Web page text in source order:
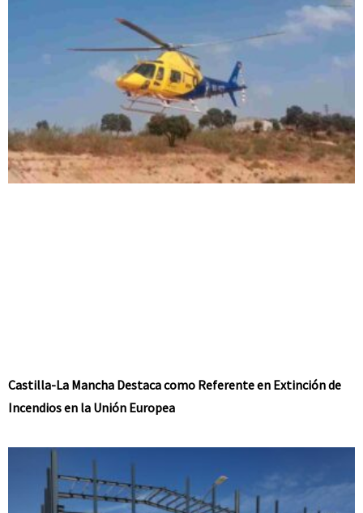
Castilla-La Mancha Destaca como Referente en Extinción de
Incendios en la Unión Europea